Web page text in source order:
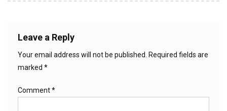
Leave a Reply
Your email address will not be published.
Required fields are
marked *
Comment*